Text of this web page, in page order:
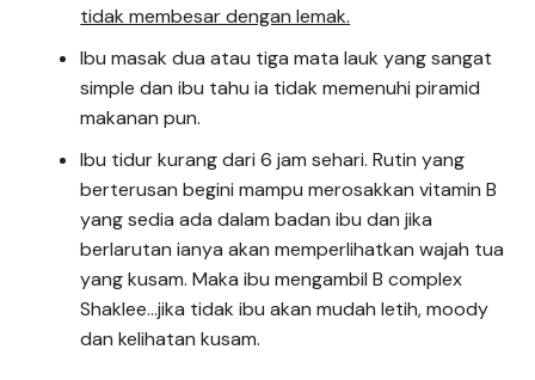
tidak membesar dengan lemak.
Ibu masak dua atau tiga mata lauk yang sangat
simple dan ibu tahu ia tidak memenuhi piramid
makanan pun.
Ibu tidur kurang dari 6 jam sehari. Rutin yang
berterusan begini mampu merosakkan vitamin B
yang sedia ada dalam badan ibu dan jika
berlarutan ianya akan memperlihatkan wajah tua
yang kusam. Maka ibu mengambil B complex
Shaklee…jika tidak ibu akan mudah letih, moody
dan kelihatan kusam.